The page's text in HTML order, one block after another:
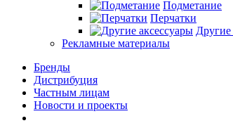
Подметание
Перчатки
Другие
Рекламные материалы
Бренды
Дистрибуция
Частным лицам
Новости и проекты